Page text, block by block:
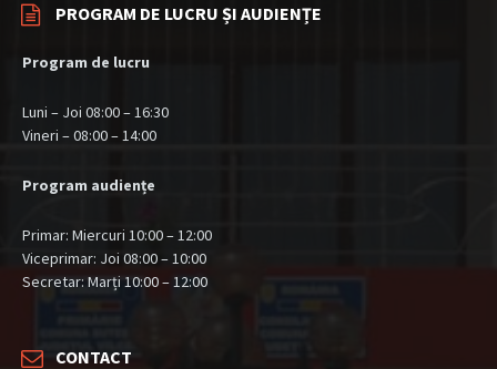
PROGRAM DE LUCRU ȘI AUDIENȚE
Program de lucru
Luni – Joi 08:00 – 16:30
Vineri – 08:00 – 14:00
Program audiențe
Primar: Miercuri 10:00 – 12:00
Viceprimar: Joi 08:00 – 10:00
Secretar: Marți 10:00 – 12:00
CONTACT